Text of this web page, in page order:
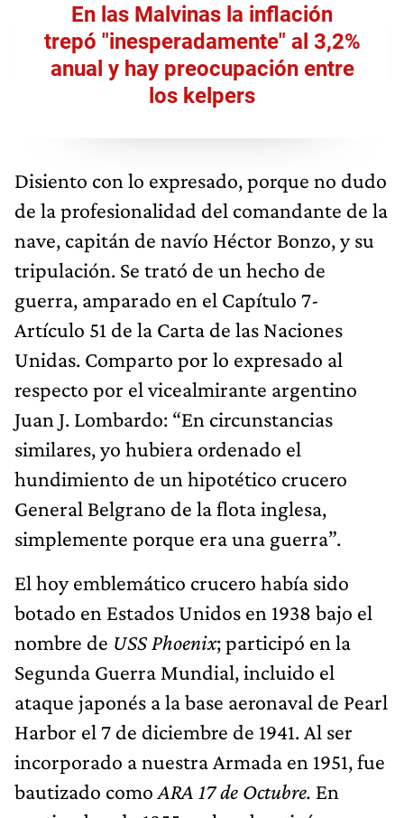
En las Malvinas la inflación
trepó "inesperadamente" al 3,2%
anual y hay preocupación entre
los kelpers
Disiento con lo expresado, porque no dudo
de la profesionalidad del comandante de la
nave, capitán de navío Héctor Bonzo, y su
tripulación. Se trató de un hecho de
guerra, amparado en el Capítulo 7-
Artículo 51 de la Carta de las Naciones
Unidas. Comparto por lo expresado al
respecto por el vicealmirante argentino
Juan J. Lombardo: “En circunstancias
similares, yo hubiera ordenado el
hundimiento de un hipotético crucero
General Belgrano de la flota inglesa,
simplemente porque era una guerra”.
El hoy emblemático crucero había sido
botado en Estados Unidos en 1938 bajo el
nombre de USS Phoenix; participó en la
Segunda Guerra Mundial, incluido el
ataque japonés a la base aeronaval de Pearl
Harbor el 7 de diciembre de 1941. Al ser
incorporado a nuestra Armada en 1951, fue
bautizado como ARA 17 de Octubre. En